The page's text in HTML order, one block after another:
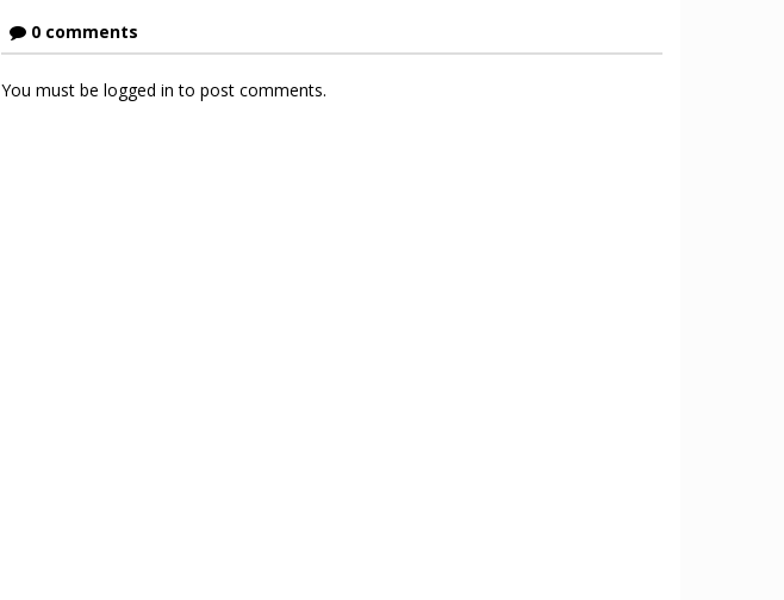
0 comments
You must be logged in to post comments.